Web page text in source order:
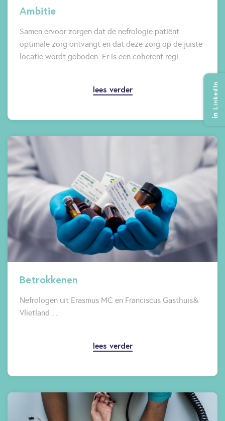
LinkedIn
Ambitie
Samen ervoor zorgen dat de nefrologie patiënt
optimale zorg ontvangt en dat deze zorg op de juiste
locatie wordt geboden. Er is een coherent regi…
lees verder
Betrokkenen
Nefrologen uit Erasmus MC en Franciscus Gasthuis&
Vlietland…
lees verder